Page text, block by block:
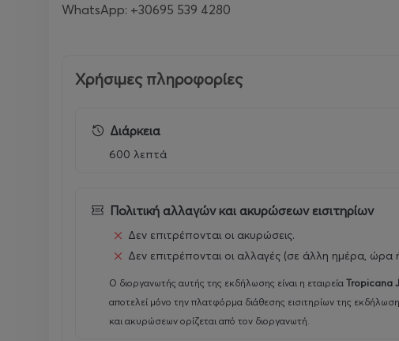
WhatsApp: +30695 539 4280
Χρήσιμες πληροφορίες
Διάρκεια
600 λεπτά
Πολιτική αλλαγών και ακυρώσεων εισιτηρίων
Δεν επιτρέπονται οι ακυρώσεις.
Δεν επιτρέπονται οι αλλαγές (σε άλλη ημέρα, ώρα
Ο διοργανωτής αυτής της εκδήλωσης είναι η εταιρεία Tropicana
αποτελεί μόνο την πλατφόρμα διάθεσης εισιτηρίων της
και ακυρώσεων ορίζεται από τον διοργανωτή.